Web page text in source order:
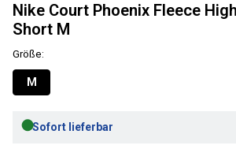
Nike Court Phoenix Fleece
Short M
Größe:
M
●Sofort lieferbar